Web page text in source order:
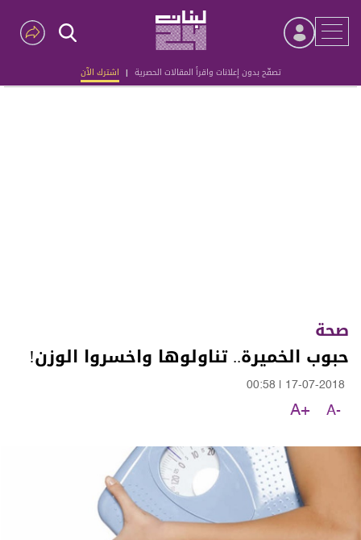
تصفّح بدون إعلانات واقرأ المقالات الحصرية | اشترك الآن
Advertisement
صحة
حبوب الخميرة.. تناولوها واخسروا الوزن!
17-07-2018
00:58
A-
A+